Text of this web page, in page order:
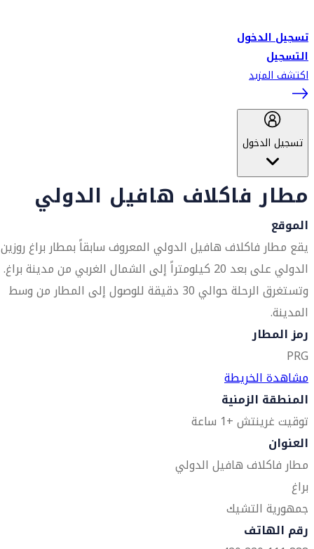
تسجيل الدخول
التسجيل
اكتشف المزيد
تسجيل الدخول
مطار فاكلاف هافيل الدولي
الموقع
يقع مطار فاكلاف هافيل الدولي المعروف سابقاً بمطار براغ روزين
الدولي على بعد 20 كيلومتراً إلى الشمال الغربي من مدينة براغ.
وتستغرق الرحلة حوالي 30 دقيقة للوصول إلى المطار من وسط
المدينة.
رمز المطار
PRG
مشاهدة الخريطة
المنطقة الزمنية
توقيت غرينتش +1 ساعة
العنوان
مطار فاكلاف هافيل الدولي
براغ
جمهورية التشيك
رقم الهاتف